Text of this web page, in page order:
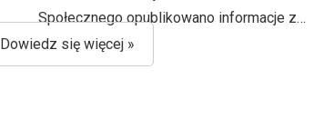
Społecznego opublikowano informacje z…
Dowiedz się więcej »